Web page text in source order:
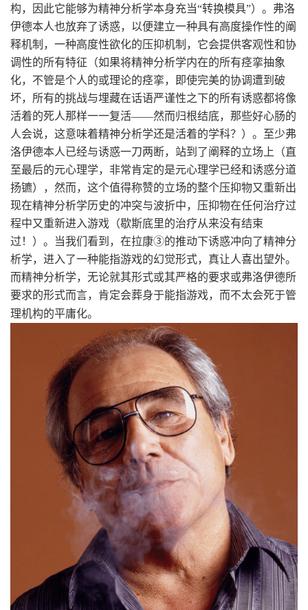
构，因此它能够为精神分析学本身充当“转换模具”）。弗洛
伊德本人也放弃了诱惑，以便建立一种具有高度操作性的阐
释机制，一种高度性欲化的压抑机制，它会提供客观性和协
调性的所有特征（如果将精神分析学内在的所有痉挛抽象
化，不管是个人的或理论的痉挛，即使完美的协调遭到破
坏，所有的挑战与埋藏在话语严谨性之下的所有诱惑都将像
活着的死人那样一一复活——然而归根结底，那些好心肠的
人会说，这意味着精神分析学还是活着的学科？）。至少弗
洛伊德本人已经与诱惑一刀两断，站到了阐释的立场上（直
至最后的元心理学，非常肯定的是元心理学已经和诱惑分道
扬镳），然而，这个值得称赞的立场的整个压抑物又重新出
现在精神分析学历史的冲突与波折中，压抑物在任何治疗过
程中又重新进入游戏（歇斯底里的治疗从来没有结束
过！）。当我们看到，在拉康③的推动下诱惑冲向了精神分
析学，进入了一种能指游戏的幻觉形式，真让人喜出望外。
而精神分析学，无论就其形式或其严格的要求或弗洛伊德所
要求的形式而言，肯定会葬身于能指游戏，而不太会死于管
理机构的平庸化。